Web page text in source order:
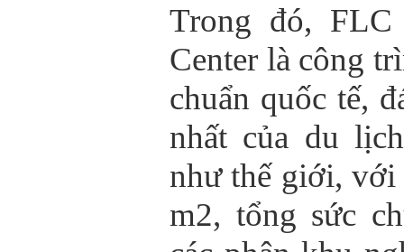
Trong đó, FLC
Center là công
chuẩn quốc tế,
nhất của du
như thế giới, với
m2, tổng sức